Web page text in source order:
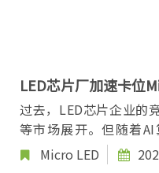
LED芯片厂加速卡位
过去，LED芯片企业的
等市场展开。但随着
速、低功耗互连技术提
Micro LED